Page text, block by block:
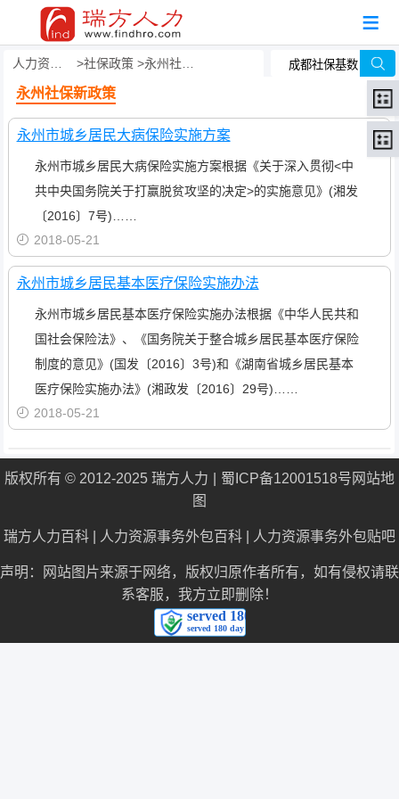
社保政策 永州社保新政策
永州社保新政策
永州市城乡居民大病保险实施方案
永州市城乡居民大病保险实施方案根据《关于深入贯彻<中
共中央国务院关于打赢脱贫攻坚的决定>的实施意见》(湘发
〔2016〕7号)……
2018-05-21
永州市城乡居民基本医疗保险实施办法
永州市城乡居民基本医疗保险实施办法根据《中华人民共和
国社会保险法》、《国务院关于整合城乡居民基本医疗保险
制度的意见》(国发〔2016〕3号)和《湖南省城乡居民基本
医疗保险实施办法》(湘政发〔2016〕29号)……
2018-05-21
版权所有 © 2012-2025 瑞方人力 蜀ICP备12001518号 网站地
图
瑞方人力百科 人力资源事务外包百科 人力资源事务外包贴吧
声明：网站图片来源于网络，版权归原作者所有，如有侵权请联
系客服，我方立即删除！